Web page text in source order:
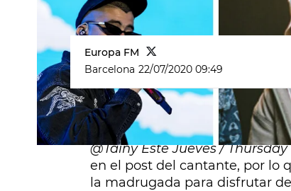
Europa FM
Barcelona 22/07/2020 09:49
El estreno, según anuncian el
jueves por la tarde (hora del
@Tainy Este Jueves /
en el post del cantante, por lo
la madrugada para disfrutar